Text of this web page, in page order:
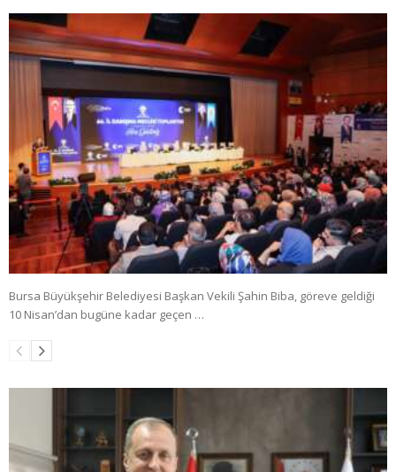
Bursa Büyükşehir Belediyesi Başkan Vekili Şahin Biba, göreve geldiği
10 Nisan’dan bugüne kadar geçen …